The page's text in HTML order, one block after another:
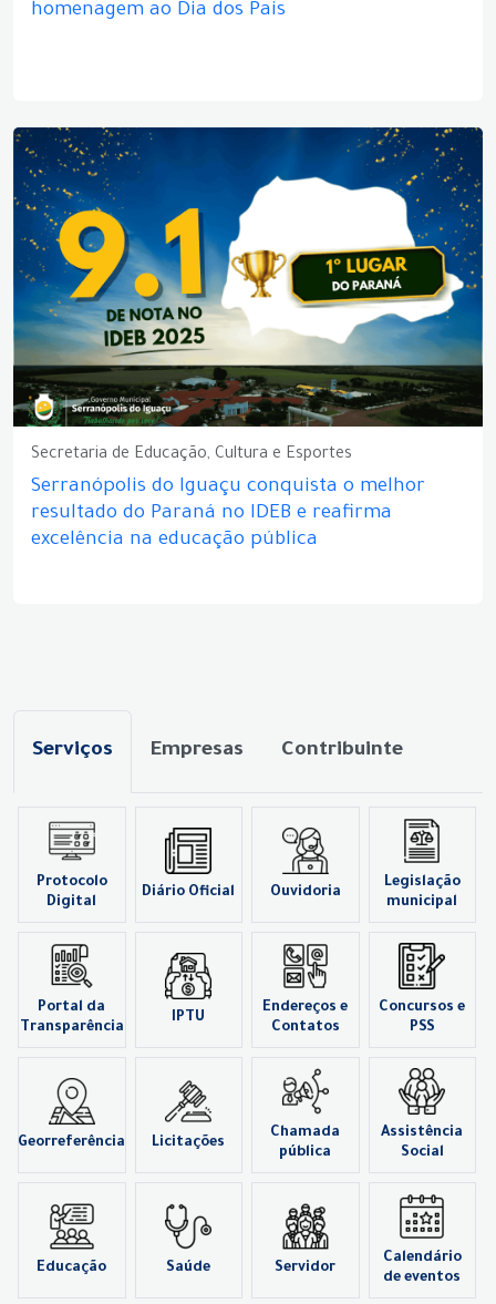
homenagem ao Dia dos Pais
Secretaria de Educação, Cultura e Esportes
Serranópolis do Iguaçu conquista o melhor
resultado do Paraná no IDEB e reafirma
excelência na educação pública
Serviços Empresas Contribuinte
Protocolo
Digital
Diário Oficial Ouvidoria
Legislação
municipal
Portal da
Transparência
IPTU
Endereços e
Contatos
Concursos e
PSS
Georreferência Licitações
Chamada
pública
Assistência
Social
Educação Saúde Servidor
Calendário
de eventos